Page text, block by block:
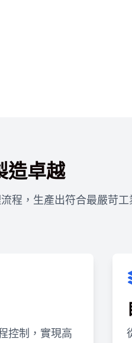
造卓越
程，生產出符合最嚴苛
控制，實現高